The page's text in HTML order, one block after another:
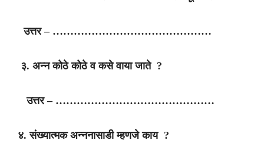
उत्तर – ………………………………………
३. अन्न कोठे कोठे व कसे वाया जाते ?
उत्तर – ………………………………………
४. संख्यात्मक अन्ननासाडी म्हणजे काय ?